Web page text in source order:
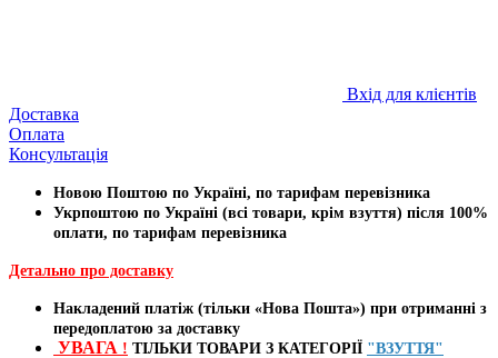
Вхід для клієнтів
Доставка
Оплата
Консультація
Новою Поштою по Україні, по тарифам перевізника
Укрпоштою по Україні (всі товари, крім взуття) після 100%
оплати, по тарифам перевізника
Детально про доставку
Накладений платіж (тільки «Нова Пошта») при отриманні з
передоплатою за доставку
УВАГА ! ТІЛЬКИ ТОВАРИ З КАТЕГОРІЇ "ВЗУТТЯ"